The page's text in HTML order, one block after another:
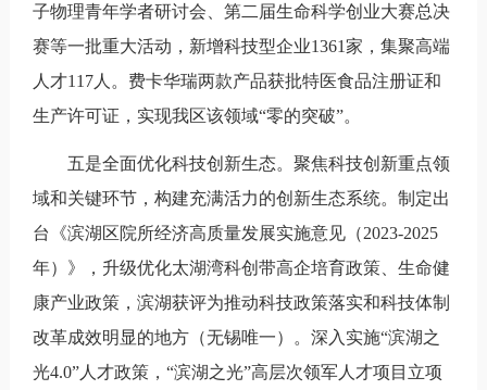
子物理青年学者研讨会、第二届生命科学创业大赛总决
赛等一批重大活动，新增科技型企业1361家，集聚高端
人才117人。费卡华瑞两款产品获批特医食品注册证和
生产许可证，实现我区该领域“零的突破”。
五是全面优化科技创新生态。聚焦科技创新重点领
域和关键环节，构建充满活力的创新生态系统。制定出
台《滨湖区院所经济高质量发展实施意见（2023-2025
年）》，升级优化太湖湾科创带高企培育政策、生命健
康产业政策，滨湖获评为推动科技政策落实和科技体制
改革成效明显的地方（无锡唯一）。深入实施“滨湖之
光4.0”人才政策，“滨湖之光”高层次领军人才项目立项